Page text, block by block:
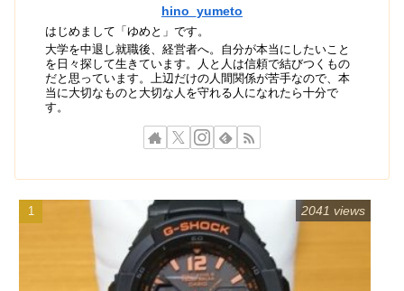
hino_yumeto
はじめまして「ゆめと」です。
大学を中退し就職後、経営者へ。自分が本当にしたいこと
を日々探して生きています。人と人は信頼で結びつくもの
だと思っています。上辺だけの人間関係が苦手なので、本
当に大切なものと大切な人を守れる人になれたら十分で
す。
2041 views